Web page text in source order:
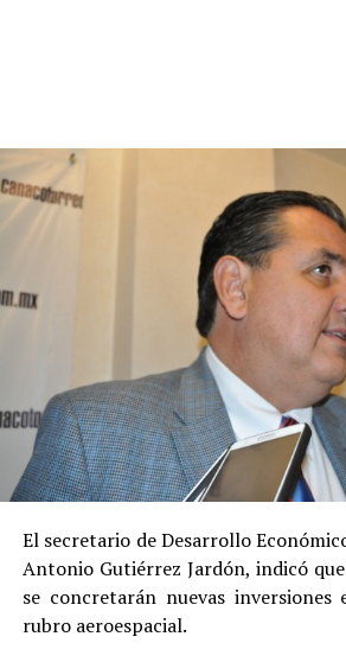
El secretario de Desarrollo
Antonio Gutiérrez Jardón, indicó
se concretarán nuevas
rubro aeroespacial.